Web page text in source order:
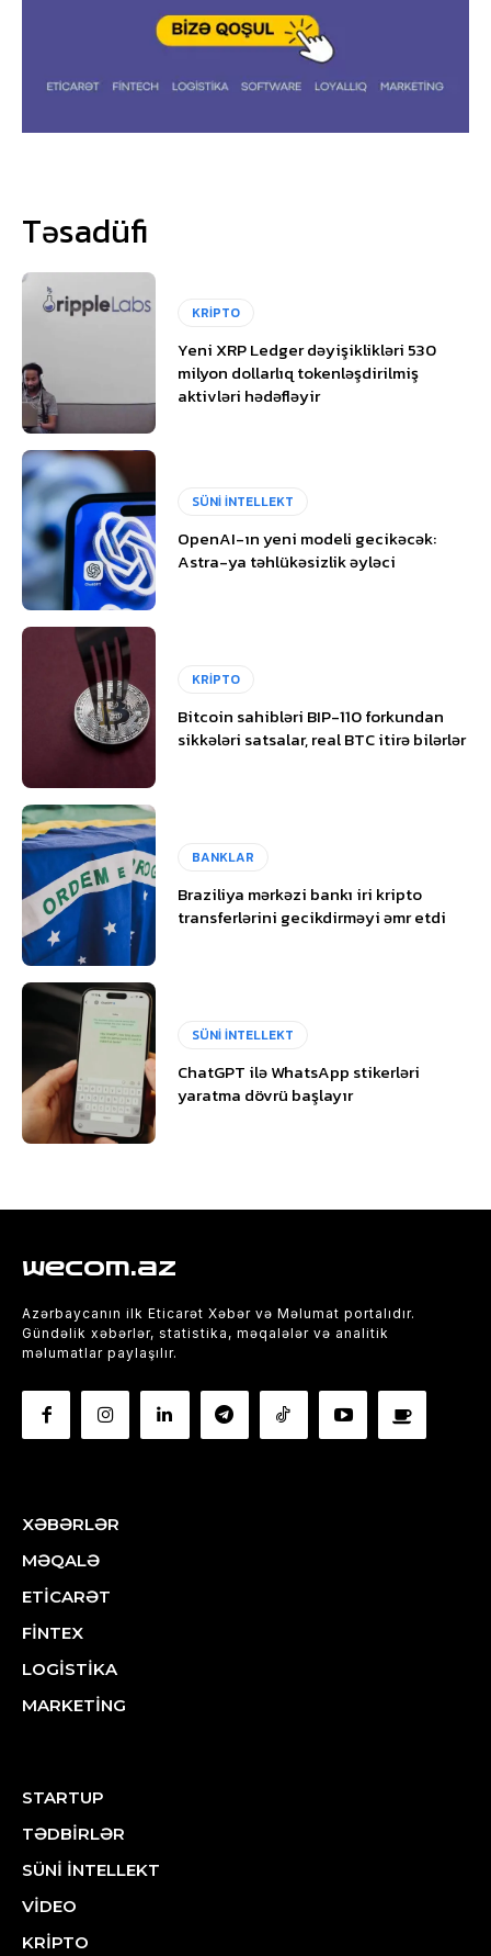
Təsadüfi
KRİPTO
Yeni XRP Ledger dəyişiklikləri 530
milyon dollarlıq tokenləşdirilmiş
aktivləri hədəfləyir
SÜNİ İNTELLEKT
OpenAI-ın yeni modeli gecikəcək:
Astra-ya təhlükəsizlik əyləci
KRİPTO
Bitcoin sahibləri BIP-110 forkundan
sikkələri satsalar, real BTC itirə bilərlər
BANKLAR
Braziliya mərkəzi bankı iri kripto
transferlərini gecikdirməyi əmr etdi
SÜNİ İNTELLEKT
ChatGPT ilə WhatsApp stikerləri
yaratma dövrü başlayır
wecom.az
Azərbaycanın ilk Eticarət Xəbər və Məlumat portalıdır.
Gündəlik xəbərlər, statistika, məqalələr və analitik
məlumatlar paylaşılır.
XƏBƏRLƏR
MƏQALƏ
ETİCARƏT
FİNTEX
LOGİSTİKA
MARKETİNG
STARTUP
TƏDBİRLƏR
SÜNİ İNTELLEKT
VİDEO
KRİPTO